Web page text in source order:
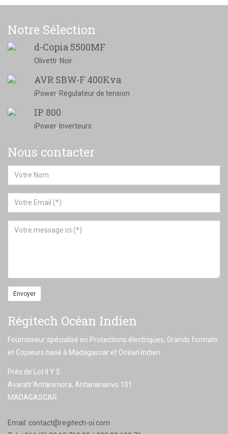
Notre Sélection
d-Copia 5500MF
Olivetti, Noir
AVR SBW-F 400Kva
iPower, Régulateur de tension
IP 800
iPower, Inverteurs
Nous contacter
Envoyer
Régitech Océan Indien
Fournisseur spécialisé en Protections électriques, Grands formats
et Copieurs basé à Madagascar et Océan Indien
Près de Lot II Y 5
Avaratr'Antanimora, Antananarivo 101
MADAGASCAR
Email: contact@regitech-oi.com